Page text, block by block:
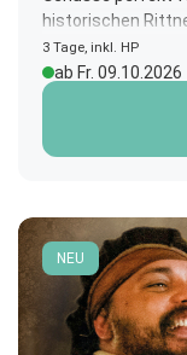
historischen
Berglandschaft
Lassen Sie sich
Kastelruther
sogar mit dem
krönenden
gefeiert wird.
unvergesslicher
und echter
3 Tage, inkl. HP
ab Fr. 09.10.2026
NEU